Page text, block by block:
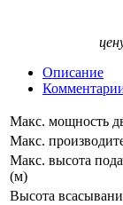
Описание
Макс. мощность
Макс.
Макс. высота
(м)
Высота